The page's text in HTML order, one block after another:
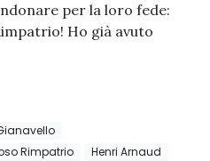
per la loro fede:
Ho già avuto
Rimpatrio
Henri Arnaud